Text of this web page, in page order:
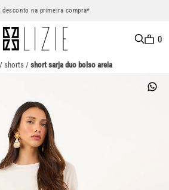
desconto na primeira compra*
0
shorts/ short sarja duo bolso areia